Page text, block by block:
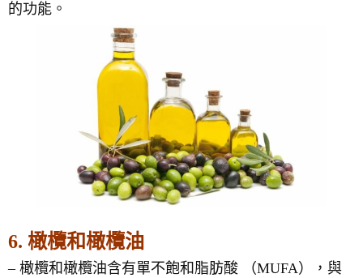
的功能。
6. 橄欖和橄欖油
– 橄欖和橄欖油含有單不飽和脂肪酸 （MUFA），與